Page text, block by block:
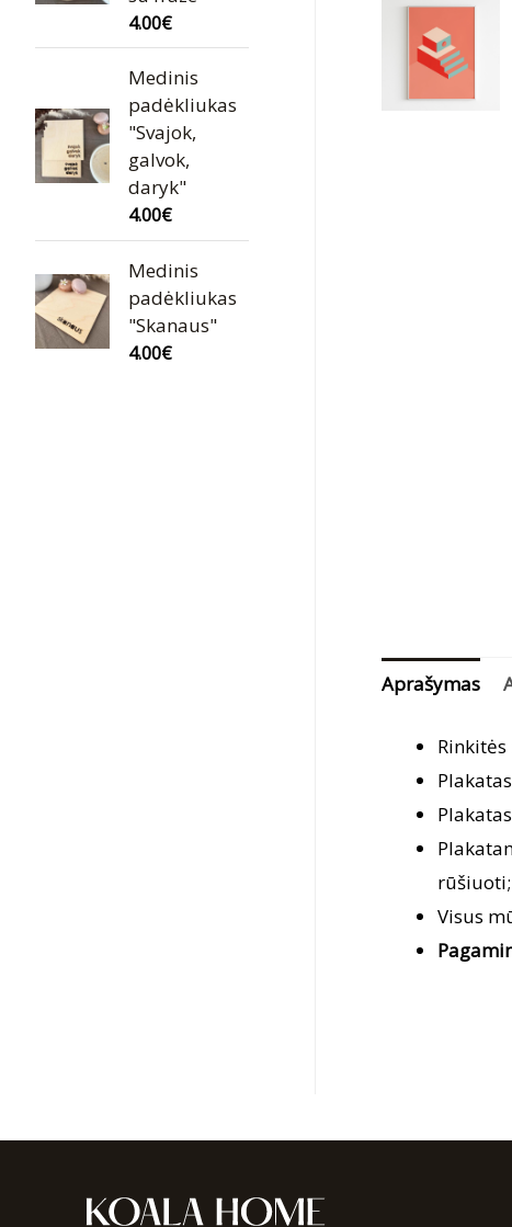
4.00€
Medinis
padėkliukas
"Svajok,
galvok,
daryk"
4.00€
Medinis
padėkliukas
"Skanaus"
4.00€
Aprašymas
rūšiuoti;
Visus